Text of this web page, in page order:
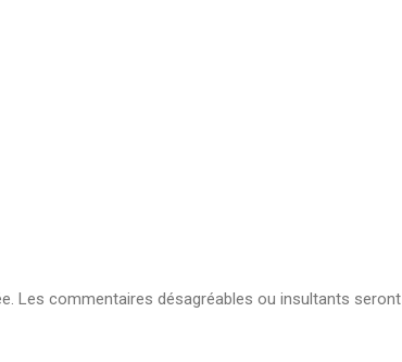
Les commentaires désagréables ou insultants seront